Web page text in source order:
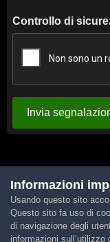
Controllo di
Invia
Lingua
Informazioni
Usando questo sito
Questo sito fa uso di
di navigazione degli
informazioni